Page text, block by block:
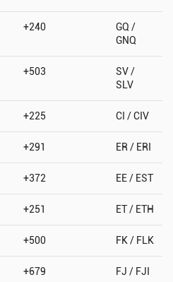
+240
GQ /
GNQ
+503
SV /
SLV
+225 CI / CIV
+291 ER / ERI
+372 EE / EST
+251 ET / ETH
+500 FK / FLK
+679 FJ / FJI